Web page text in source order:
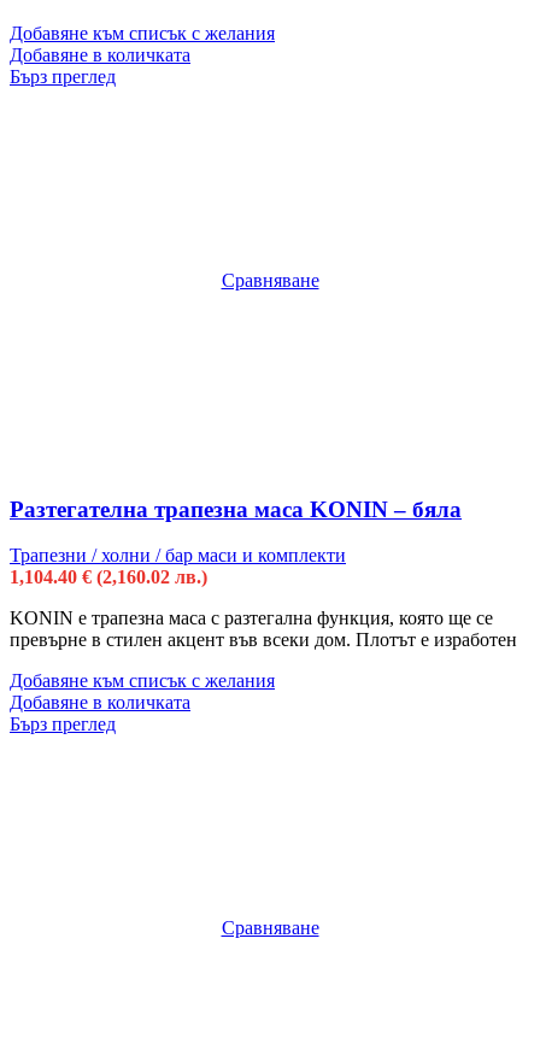
Добавяне към списък с желания
Добавяне в количката
Бърз преглед
Сравняване
Разтегателна трапезна маса KONIN – бяла
Трапезни / холни / бар маси и комплекти
1,104.40 € (2,160.02 лв.)
KONIN е трапезна маса с разтегална функция, която ще се
превърне в стилен акцент във всеки дом. Плотът е изработен
Добавяне към списък с желания
Добавяне в количката
Бърз преглед
Сравняване